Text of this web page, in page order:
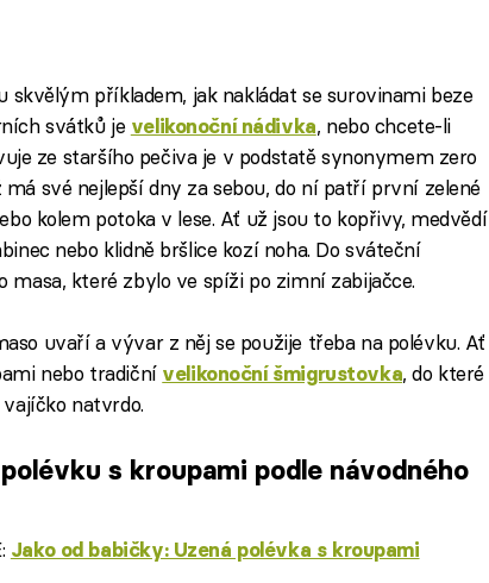
skvělým příkladem, jak nakládat se surovinami beze
svátků je velikonoční nádivka, nebo chcete-li
ze staršího pečiva je v podstatě synonymem zero
své nejlepší dny za sebou, do ní patří první zelené
kolem potoka v lese. Ať už jsou to kopřivy, medvědí
nebo klidně bršlice kozí noha. Do sváteční
masa, které zbylo ve spíži po zimní zabijačce.
uvaří a vývar z něj se použije třeba na polévku. Ať
nebo tradiční velikonoční šmigrustovka, do které
natvrdo.
s kroupami podle návodného
Jako od babičky: Uzená polévka s kroupami